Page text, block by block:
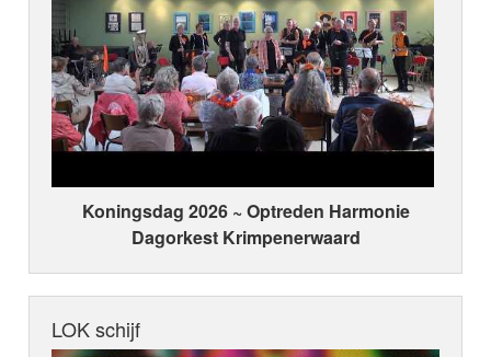
Koningsdag 2026 ~ Optreden Harmonie
Dagorkest Krimpenerwaard
LOK schijf